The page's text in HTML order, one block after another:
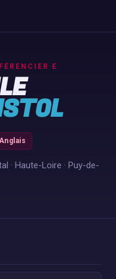
· Haute-Loire · Puy-de-